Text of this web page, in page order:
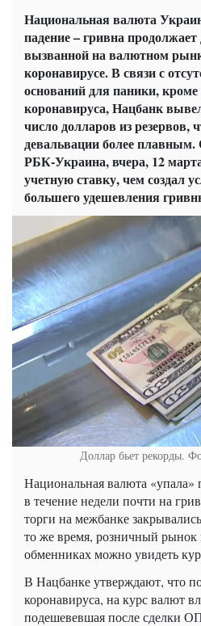
Национальная валюта
падение – гривна
вызванной на валютном
коронавирусе. В связи с
оснований для паники,
коронавируса, Нацбанк
число долларов из резервов,
девальвации более
РБК-Украина, вчера, 12
учетную ставку, чем создал
большего удешевления
Доллар бьет рекорды.
Национальная валюта
в течение недели почти на
торги на межбанке
то же время, розничный
обменниках можно увидеть
В Нацбанке утверждают, что
коронавируса, на курс валют
подешевевшая после сделки